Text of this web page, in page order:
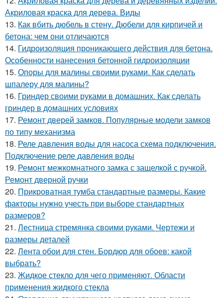
Акриловая краска для дерева. Виды
13. Как вбить дюбель в стену. Дюбели для кирпичей и
бетона: чем они отличаются
14. Гидроизоляция проникающего действия для бетона.
Особенности нанесения бетонной гидроизоляции
15. Опоры для малины своими руками. Как сделать
шпалеру для малины?
16. Гриндер своими руками в домашних. Как сделать
гриндер в домашних условиях
17. Ремонт дверей замков. Популярные модели замков
по типу механизма
18. Реле давления воды для насоса схема подключения.
Подключение реле давления воды
19. Ремонт межкомнатного замка с защелкой с ручкой.
Ремонт дверной ручки
20. Прикроватная тумба стандартные размеры. Какие
факторы нужно учесть при выборе стандартных
размеров?
21. Лестница стремянка своими руками. Чертежи и
размеры деталей
22. Лента обои для стен. Бордюр для обоев: какой
выбрать?
23. Жидкое стекло для чего применяют. Области
применения жидкого стекла